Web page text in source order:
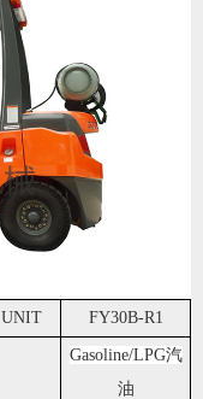
UNIT FY30B-R1
Gasoline/LPG汽
油